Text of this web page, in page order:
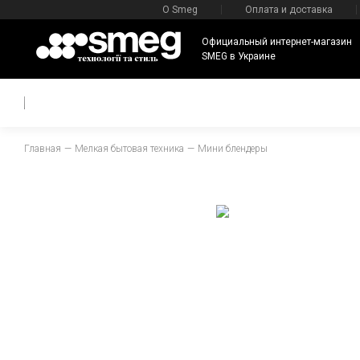
О Smeg Оплата и доставка
Официальный интернет-магазин
SMEG в Украине
Главная Мелкая бытовая техника Мини блендеры